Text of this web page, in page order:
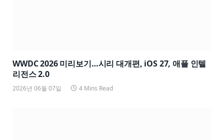
WWDC 2026 미리보기…시리 대개편, iOS 27, 애플 인텔
리전스 2.0
2026년 06월 07일 4 Mins Read